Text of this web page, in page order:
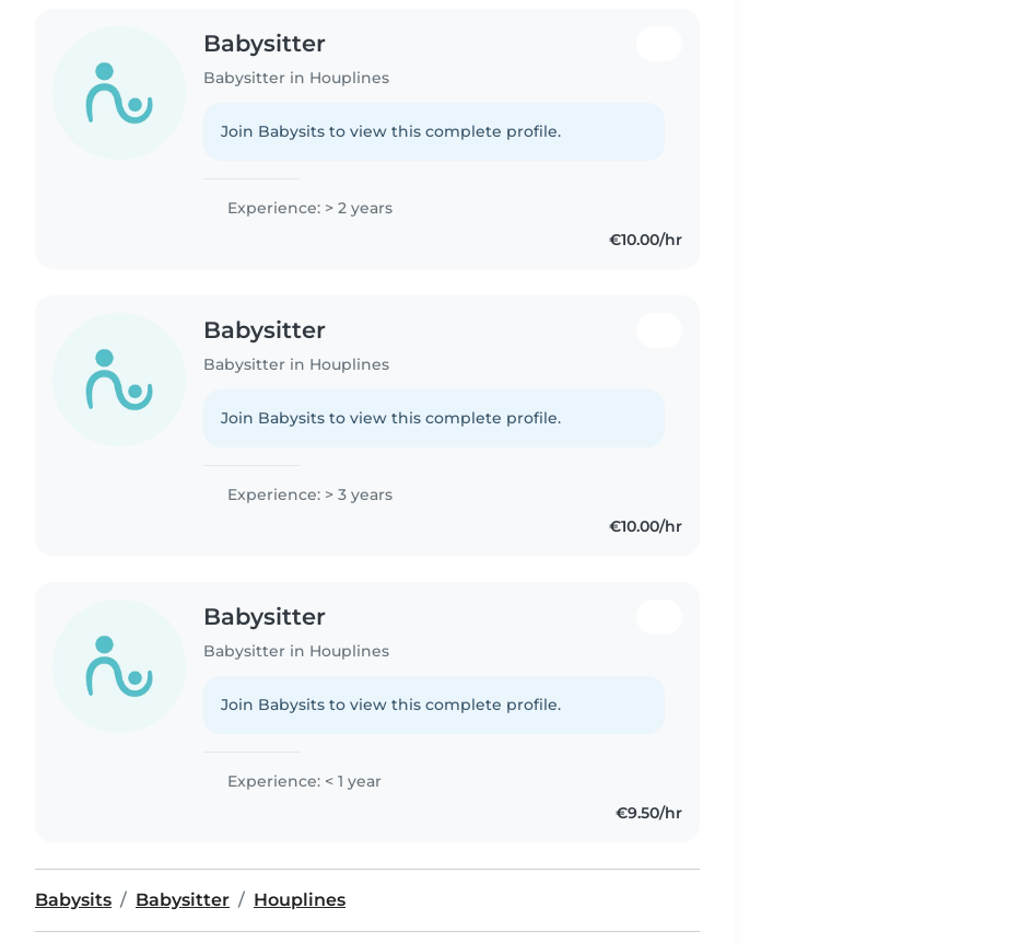
Babysitter
Babysitter in Houplines
Join Babysits to view this complete profile.
Experience: > 2 years
€10.00/hr
Babysitter
Babysitter in Houplines
Join Babysits to view this complete profile.
Experience: > 3 years
€10.00/hr
Babysitter
Babysitter in Houplines
Join Babysits to view this complete profile.
Experience: < 1 year
€9.50/hr
Babysits Babysitter Houplines